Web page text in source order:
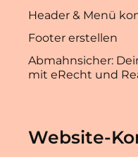
Header & Menü
Footer erstellen
Abmahnsicher:
mit eRecht und
Website-